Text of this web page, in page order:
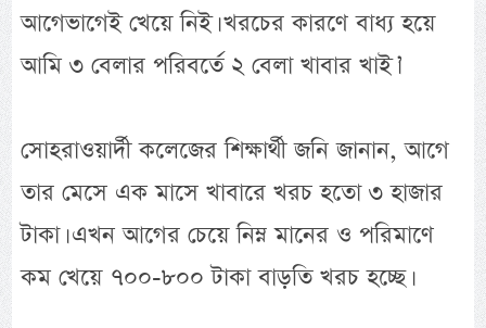
আগেভাগেই খেয়ে নিই। খরচের কারণে বাধ্য হয়ে
আমি ৩ বেলার পরিবর্তে ২ বেলা খাবার খাই।’
সোহরাওয়ার্দী কলেজের শিক্ষার্থী জনি জানান, আগে
তার মেসে এক মাসে খাবারে খরচ হতো ৩ হাজার
টাকা। এখন আগের চেয়ে নিম্ন মানের ও পরিমাণে
কম খেয়ে ৭০০-৮০০ টাকা বাড়তি খরচ হচ্ছে।